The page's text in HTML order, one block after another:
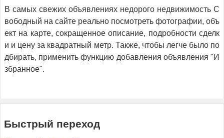
В самых свежих объявлениях недорого недвижимость С
вободный на сайте реально посмотреть фотографии, объ
ект на карте, сокращенное описание, подробности сделк
и и цену за квадратный метр. Также, чтобы легче было по
дбирать, применить функцию добавления объявления "И
збранное".
Быстрый переход